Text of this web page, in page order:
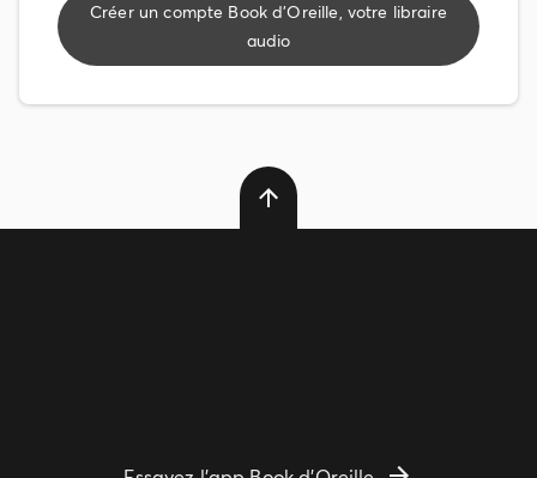
Créer un compte Book d’Oreille, votre libraire
audio